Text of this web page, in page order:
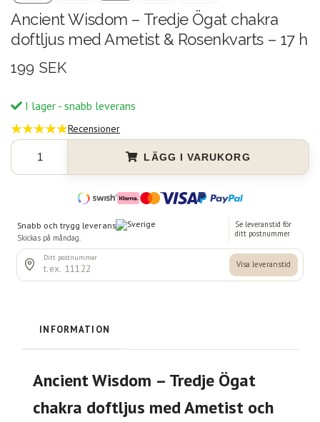
Ancient Wisdom – Tredje Ögat chakra
doftljus med Ametist & Rosenkvarts – 17 h
199 SEK
I lager - snabb leverans
Recensioner
LÄGG I VARUKORG
INFORMATION
Ancient Wisdom – Tredje Ögat
chakra doftljus med Ametist och